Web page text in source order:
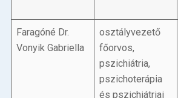
Faragóné Dr.
Vonyik Gabriella
osztályvezető
főorvos,
pszichiátria,
pszichoterápia
és pszichiátriai